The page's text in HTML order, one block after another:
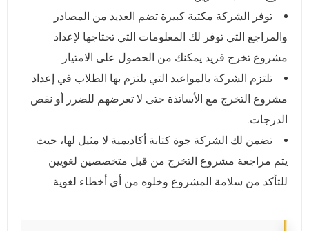
توفر الشركة مكتبة كبيرة تضم العديد من المصادر
والمراجع التي توفر لك المعلومات التي تحتاجها لإعداد
مشروع تخرج فريد يمكنك من الحصول على الامتياز.
تلتزم الشركة بالمواعيد التي يلتزم بها الطلاب في إعداد
مشروع التخرج مع الأساتذة حتى لا تعرضهم للضرر أو نقص
الدرجات.
تضمن لك الشركة جوة كتابة أكاديمية لا مثيل لها، حيث
يتم مراجعة مشروع التخرج من قبل متخصصين لغويين
للتأكد من سلامة المشروع وخلوه من أي أخطاء لغوية.